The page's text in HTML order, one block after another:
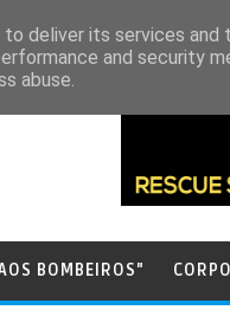
BOMBEIROS"
deliver its services and
and security
abuse.